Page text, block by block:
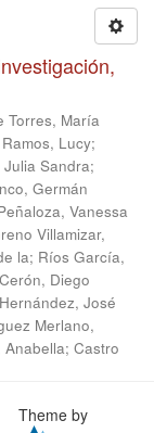
Torres, María
Lucy;
Sandra;
Germán
Vanessa
Villamizar,
la; Ríos García,
Diego
José
Merlano,
Anabella; Castro
Theme by